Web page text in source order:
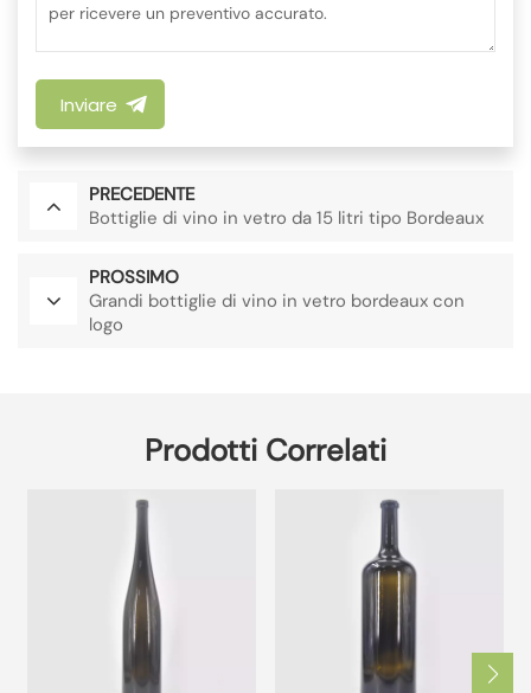
Inviare
PRECEDENTE
Bottiglie di vino in vetro da 15 litri tipo Bordeaux
PROSSIMO
Grandi bottiglie di vino in vetro bordeaux con
logo
Prodotti Correlati